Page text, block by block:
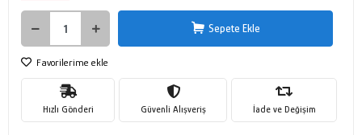
Sepete Ekle
Favorilerime ekle
Hızlı Gönderi Güvenli Alışveriş İade ve Değişim